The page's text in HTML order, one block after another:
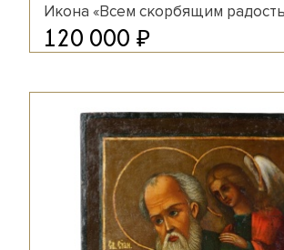
Икона «Всем скорбящим
120 000 ₽